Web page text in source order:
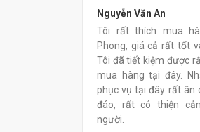
Nguyễn Văn An
Tôi rất thích mua
Phong, giá cả rất tốt
Tôi đã tiết kiệm được
mua hàng tại đây.
phục vụ tại đây rất ân
đáo, rất có thiện
người.